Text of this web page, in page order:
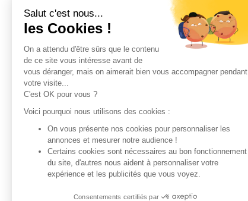
Salut c'est nous...
les Cookies !
On a attendu d'être sûrs que le contenu
de ce site vous intéresse avant de
vous déranger, mais on aimerait bien vous accompagner pendant
votre visite...
C'est OK pour vous ?
Voici pourquoi nous utilisons des cookies :
On vous présente nos cookies pour personnaliser les
annonces et mesurer notre audience !
Certains cookies sont nécessaires au bon fonctionnement
du site, d'autres nous aident à personnaliser votre
expérience et les publicités que vous voyez.
Consentements certifiés par